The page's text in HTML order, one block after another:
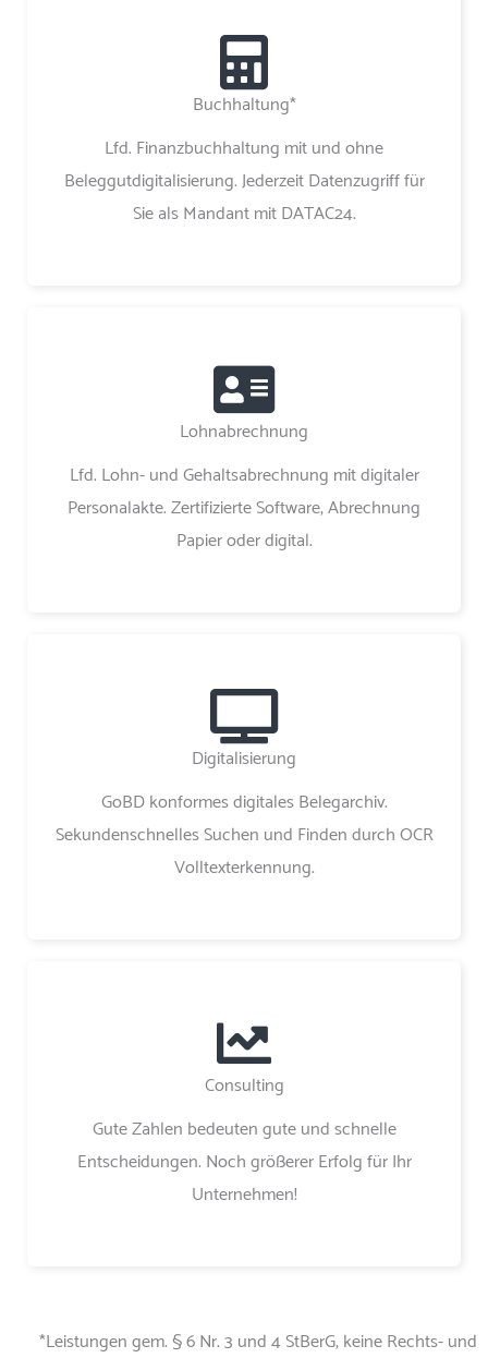
Buchhaltung*
Lfd. Finanzbuchhaltung mit und ohne
Beleggutdigitalisierung. Jederzeit Datenzugriff für
Sie als Mandant mit DATAC24.
Lohnabrechnung
Lfd. Lohn- und Gehaltsabrechnung mit digitaler
Personalakte. Zertifizierte Software, Abrechnung
Papier oder digital.
Digitalisierung
GoBD konformes digitales Belegarchiv.
Sekundenschnelles Suchen und Finden durch OCR
Volltexterkennung.
Consulting
Gute Zahlen bedeuten gute und schnelle
Entscheidungen. Noch größerer Erfolg für Ihr
Unternehmen!
*Leistungen gem. § 6 Nr. 3 und 4 StBerG, keine Rechts- und